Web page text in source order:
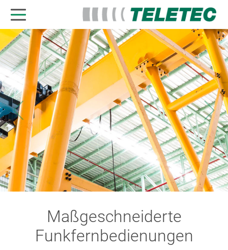
Maßgeschneiderte
Funkfernbedienungen